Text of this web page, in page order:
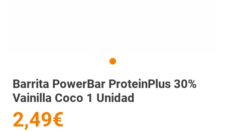
Barrita PowerBar ProteinPlus 30%
Vainilla Coco 1 Unidad
2,49€